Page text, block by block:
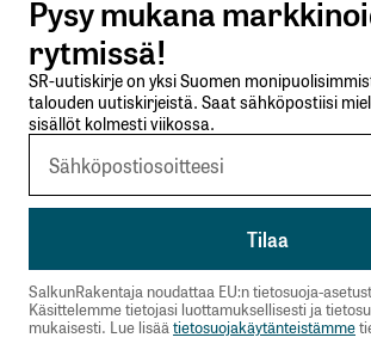
Nimesi tai nimimerkkisi*
Sähköpostiosoitteesi*
Tilaa SalkunRakentajan uutiskirje
Lähetä kommentti
Pysy mukana
rytmissä!
SR-uutiskirje on yksi Suomen
talouden uutiskirjeistä. Saat sähköpostiisi
sisällöt kolmesti viikossa.
SalkunRakentaja noudattaa EU:n tietosuoja-
Käsittelemme tietojasi luottamuksellisesti ja
mukaisesti. Lue lisäätietosuojakäytänteistämme